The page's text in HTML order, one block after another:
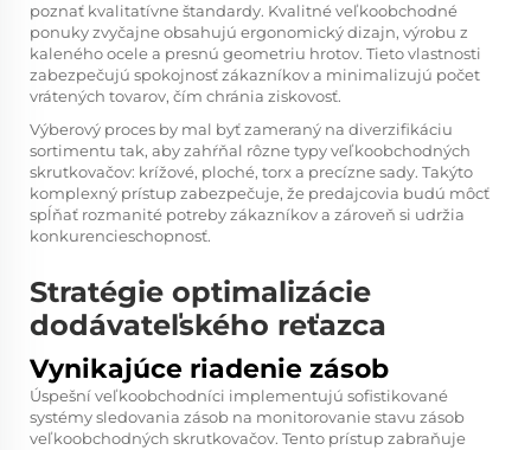
poznať kvalitatívne štandardy. Kvalitné veľkoobchodné
ponuky zvyčajne obsahujú ergonomický dizajn, výrobu z
kaleného ocele a presnú geometriu hrotov. Tieto vlastnosti
zabezpečujú spokojnosť zákazníkov a minimalizujú počet
vrátených tovarov, čím chránia ziskovosť.
Výberový proces by mal byť zameraný na diverzifikáciu
sortimentu tak, aby zahŕňal rôzne typy veľkoobchodných
skrutkovačov: krížové, ploché, torx a precízne sady. Takýto
komplexný prístup zabezpečuje, že predajcovia budú môcť
spĺňať rozmanité potreby zákazníkov a zároveň si udržia
konkurencieschopnosť.
Stratégie optimalizácie
dodávateľského reťazca
Vynikajúce riadenie zásob
Úspešní veľkoobchodníci implementujú sofistikované
systémy sledovania zásob na monitorovanie stavu zásob
veľkoobchodných skrutkovačov. Tento prístup zabraňuje